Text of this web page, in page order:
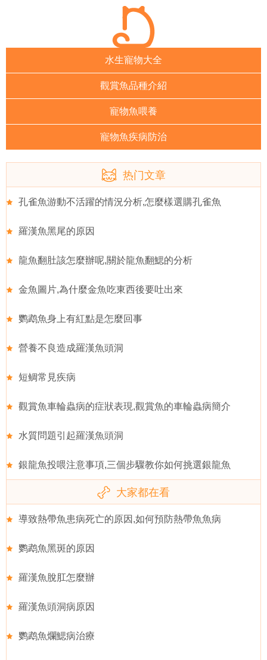
水生寵物大全
觀賞魚品種介紹
寵物魚喂養
寵物魚疾病防治
热门文章
孔雀魚游動不活躍的情況分析,怎麼樣選購孔雀魚
羅漢魚黑尾的原因
龍魚翻肚該怎麼辦呢,關於龍魚翻鰓的分析
金魚圖片,為什麼金魚吃東西後要吐出來
鹦鹉魚身上有紅點是怎麼回事
營養不良造成羅漢魚頭洞
短鲷常見疾病
觀賞魚車輪蟲病的症狀表現,觀賞魚的車輪蟲病簡介
水質問題引起羅漢魚頭洞
銀龍魚投喂注意事項,三個步驟教你如何挑選銀龍魚
大家都在看
導致熱帶魚患病死亡的原因,如何預防熱帶魚魚病
鹦鹉魚黑斑的原因
羅漢魚脫肛怎麼辦
羅漢魚頭洞病原因
鹦鹉魚爛鰓病治療